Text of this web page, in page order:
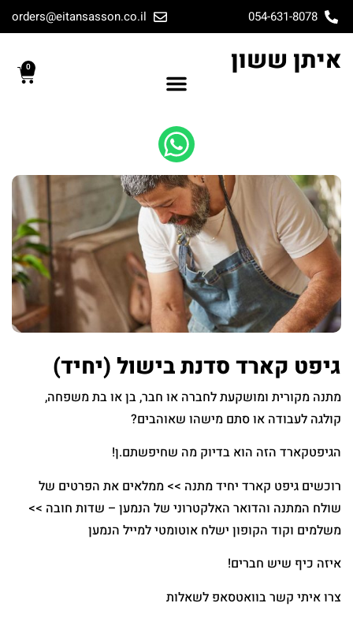
054-631-8078
orders@eitansasson.co.il
איתן ששון 0
גיפט קארד סדנת בישול (יחיד)
מתנה מקורית ומושקעת לחברה או חבר, בן או בת משפחה,
קולגה לעבודה או סתם מישהו שאוהבים?
הגיפטקארד הזה הוא בדיוק מה שחיפשתם.ן!
רוכשים גיפט קארד יחיד מתנה >> ממלאים את הפרטים של
שולח המתנה והדואר האלקטרוני של הנמען – שדות חובה >>
משלמים וקוד הקופון ישלח אוטומטי למייל הנמען
איזה כיף שיש חברים!
צרו איתי קשר בוואטסאפ לשאלות